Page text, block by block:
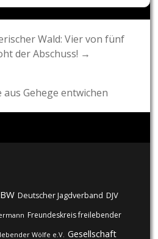
Wald: Vier von fünf
der Abschuss! →
aus Gehege entwichen
Deutscher Jagdverband DJV
Freundeskreis freilebender
Wölfe e.V. Gesellschaft